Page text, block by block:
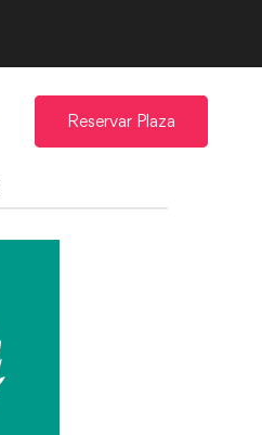
Reservar Plaza